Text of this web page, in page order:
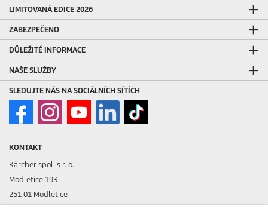
LIMITOVANÁ EDICE 2026
ZABEZPEČENO
DŮLEŽITÉ INFORMACE
NAŠE SLUŽBY
SLEDUJTE NÁS NA SOCIÁLNÍCH SÍTÍCH
KONTAKT
Kärcher spol. s r. o.
Modletice 193
251 01 Modletice